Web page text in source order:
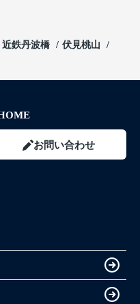
近鉄丹波橋
伏見桃山
お問い合わせ